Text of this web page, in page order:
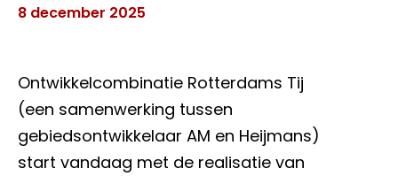
8 december 2025
Ontwikkelcombinatie Rotterdams Tij
(een samenwerking tussen
gebiedsontwikkelaar AM en Heijmans)
start vandaag met de realisatie van